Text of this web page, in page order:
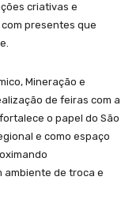
criativas e
presentes que
Mineração e
de feiras com a
o papel do São
e como espaço
ambiente de troca e